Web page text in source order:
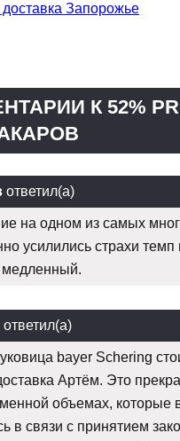
Запорожье
К 52%
ответил(а)
на одном из самых
усилились страхи темп
ответил(а)
bayer Schering
Артём. Это
объемах, которые
в связи с принятием